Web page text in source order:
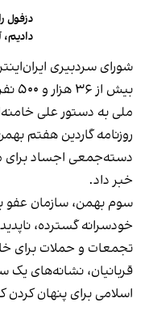
دزفول
شورای سردبیری
بیش از۳۶ هزار و ۵۰۰ نفر
ملی به دستور علی
روزنامه گاردین هفتم
دسته‌جمعی اجساد برای
خبر داد.
سوم بهمن، سازمان عفو
خودسرانه گسترده،
تجمعات و حملات برای
قربانیان، نشانه‌های
اسلامی برای پنهان